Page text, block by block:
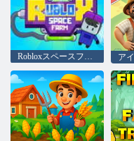
Robloxスペースファーム